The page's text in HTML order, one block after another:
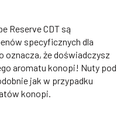
Reserve CDT są
specyficznych dla
oznacza, że doświadczysz
aromatu konopi! Nuty pod
jak w przypadku
konopi.